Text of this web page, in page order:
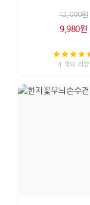
12,000원
9,980원
4 개의 리뷰